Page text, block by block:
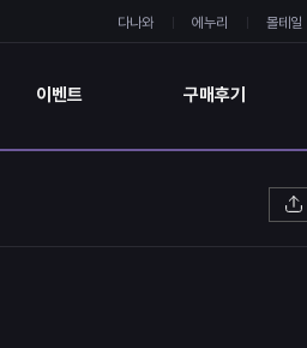
다나와 에누리 몰테일
이벤트 구매후기